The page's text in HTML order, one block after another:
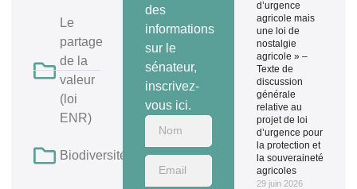
Le
partage
de la
valeur
(loi
ENR)
Biodiversité
des
informations
sur le
sénateur,
inscrivez-
vous ici.
d’urgence
agricole mais
une loi de
nostalgie
agricole » –
Texte de
discussion
générale
relative au
projet de loi
d’urgence pour
la protection et
la souveraineté
agricoles
29 juin 2026